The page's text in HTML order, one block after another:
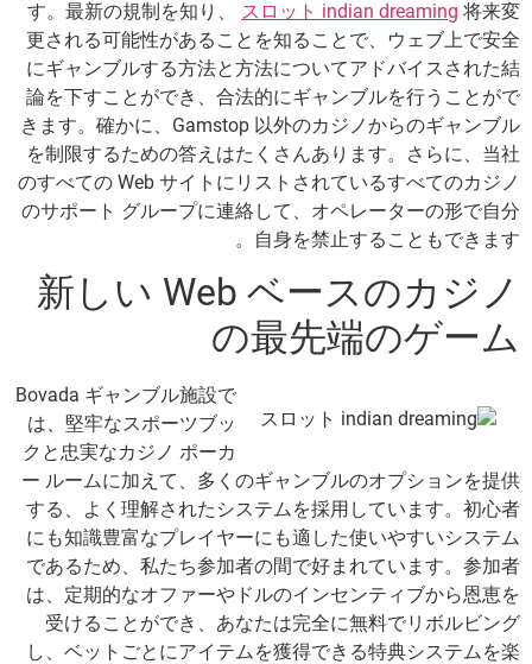
す。最新の規制を知り、 スロット indian dreaming 将来変
更される可能性があることを知ることで、ウェブ上で安全
にギャンブルする方法と方法についてアドバイスされた結
論を下すことができ、合法的にギャンブルを行うことがで
きます。確かに、Gamstop 以外のカジノからのギャンブル
を制限するための答えはたくさんあります。さらに、当社
のすべての Web サイトにリストされているすべてのカジノ
のサポート グループに連絡して、オペレーターの形で自分
自身を禁止することもできます。
新しい Web ベースのカジノ
の最先端のゲーム
Bovada ギャンブル施設で
は、堅牢なスポーツブッ
クと忠実なカジノ ポーカ
ー ルームに加えて、多くのギャンブルのオプションを提供
する、よく理解されたシステムを採用しています。初心者
にも知識豊富なプレイヤーにも適した使いやすいシステム
であるため、私たち参加者の間で好まれています。参加者
は、定期的なオファーやドルのインセンティブから恩恵を
受けることができ、あなたは完全に無料でリボルビング
し、ベットごとにアイテムを獲得できる特典システムを楽